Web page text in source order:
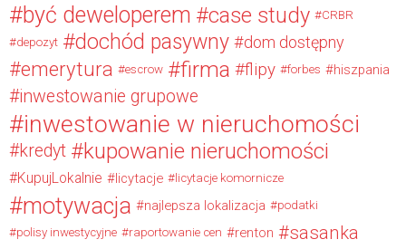
być deweloperem case study
CRBR
depozyt
dochód pasywny dom dostępny
emerytura escrow firma flipy forbes hiszpania
inwestowanie grupowe
inwestowanie w nieruchomości
kredyt kupowanie nieruchomości
KupujLokalnie licytacje licytacje komornicze
motywacja najlepsza lokalizacja
podatki
polisy inwestycyjne
raportowanie cen renton sasanka